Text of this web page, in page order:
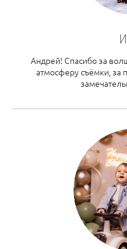
Андрей! Спасибо за
атмосферу съёмки, за